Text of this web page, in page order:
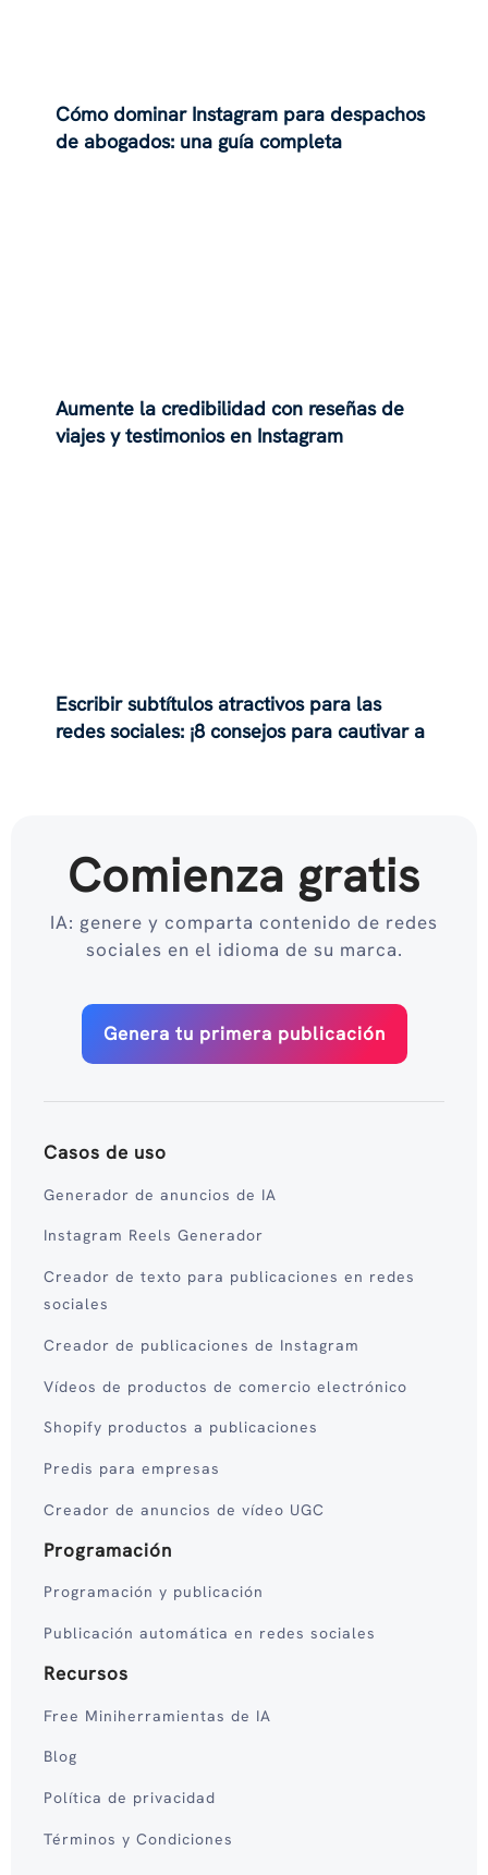
Cómo dominar Instagram para despachos
de abogados: una guía completa
Aumente la credibilidad con reseñas de
viajes y testimonios en Instagram
Escribir subtítulos atractivos para las
redes sociales: ¡8 consejos para cautivar a
Comienza gratis
IA: genere y comparta contenido de redes
sociales en el idioma de su marca.
Genera tu primera publicación
Casos de uso
Generador de anuncios de IA
Instagram Reels Generador
Creador de texto para publicaciones en redes
sociales
Creador de publicaciones de Instagram
Vídeos de productos de comercio electrónico
Shopify productos a publicaciones
Predis para empresas
Creador de anuncios de vídeo UGC
Programación
Programación y publicación
Publicación automática en redes sociales
Recursos
Free Miniherramientas de IA
Blog
Política de privacidad
Términos y Condiciones